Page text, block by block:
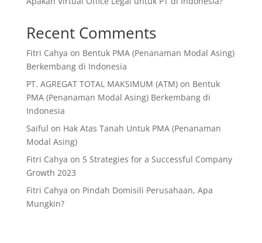
Recent Comments
Fitri Cahya on Bentuk PMA (Penanaman Modal Asing)
Berkembang di Indonesia
PT. AGREGAT TOTAL MAKSIMUM (ATM)on Bentuk
PMA (Penanaman Modal Asing) Berkembang di
Indonesia
Saiful on Hak Atas Tanah Untuk PMA (Penanaman
Modal Asing)
Fitri Cahya on 5 Strategies for a Successful Company
Growth 2023
Fitri Cahya on Pindah Domisili Perusahaan, Apa
Mungkin?